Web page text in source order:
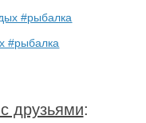
#рыбалка
друзьями: